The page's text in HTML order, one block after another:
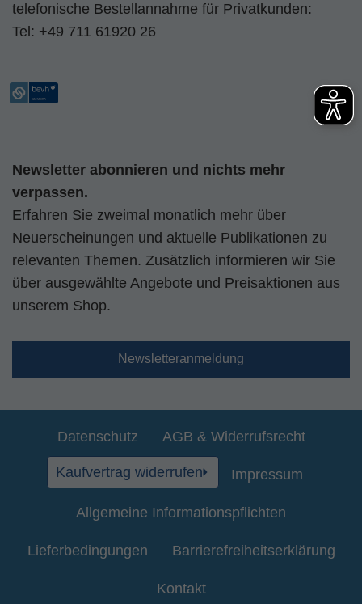
telefonische Bestellannahme für Privatkunden:
Tel: +49 711 61920 26
Newsletter abonnieren und nichts mehr
verpassen.
Erfahren Sie zweimal monatlich mehr über
Neuerscheinungen und aktuelle Publikationen zu
relevanten Themen. Zusätzlich informieren wir Sie
über ausgewählte Angebote und Preisaktionen aus
unserem Shop.
Newsletteranmeldung
Datenschutz AGB & Widerrufsrecht
Kaufvertrag widerrufen Impressum
Allgemeine Informationspflichten
Lieferbedingungen Barrierefreiheitserklärung
Kontakt